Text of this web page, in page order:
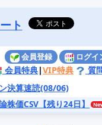
ト
会員登録 ログイ
会員特典|VIP特典
質
決算速読(08/06)
株価CSV【残り24日】